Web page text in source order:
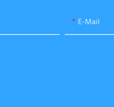
E-Mail